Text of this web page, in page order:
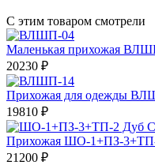
С этим товаром смотрели
Маленькая прихожая
20230 ₽
Прихожая для одежды
19810 ₽
Прихожая ШО-1+ПЗ-
21200 ₽